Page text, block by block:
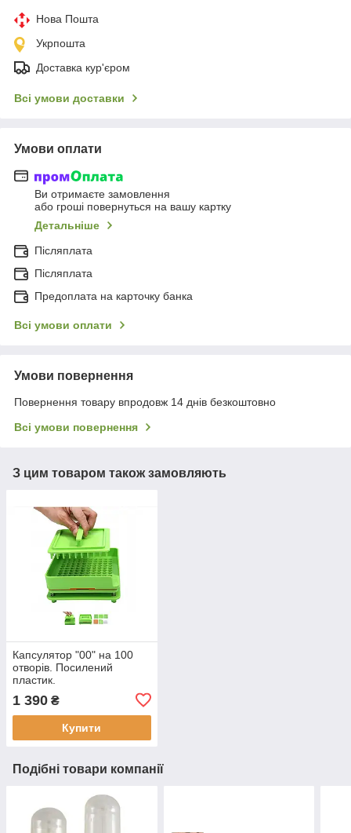
Нова Пошта
Укрпошта
Доставка кур'єром
Всі умови доставки
Умови оплати
Ви отримаєте замовлення
або гроші повернуться на вашу картку
Детальніше
Післяплата
Післяплата
Предоплата на карточку банка
Всі умови оплати
Умови повернення
Повернення товару впродовж 14 днів безкоштовно
Всі умови повернення
З цим товаром також замовляють
Капсулятор "00" на 100
отворів. Посилений
пластик.
1 390 ₴
Купити
Подібні товари компанії